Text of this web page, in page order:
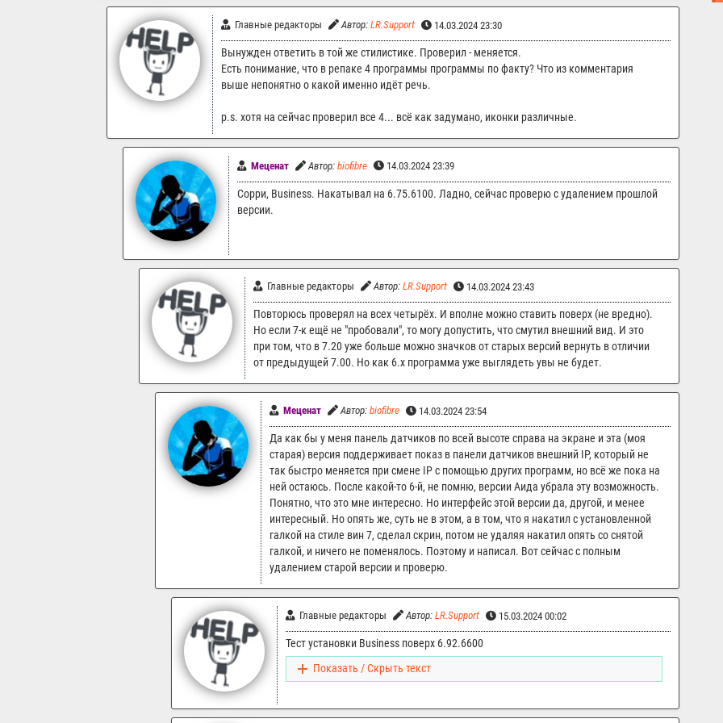
Главные редакторы Автор: LR.Support 14.03.2024 23:30
Вынужден ответить в той же стилистике. Проверил - меняется.
Есть понимание, что в репаке 4 программы программы по факту? Что из комментария
выше непонятно о какой именно идёт речь.
p.s. хотя на сейчас проверил все 4... всё как задумано, иконки различные.
Меценат Автор: biofibre 14.03.2024 23:39
Сорри, Business. Накатывал на 6.75.6100. Ладно, сейчас проверю с удалением прошлой
версии.
Главные редакторы Автор: LR.Support 14.03.2024 23:43
Повторюсь проверял на всех четырёх. И вполне можно ставить поверх (не вредно).
Но если 7-к ещё не "пробовали", то могу допустить, что смутил внешний вид. И это
при том, что в 7.20 уже больше можно значков от старых версий вернуть в отличии
от предыдущей 7.00. Но как 6.x программа уже выглядеть увы не будет.
Меценат Автор: biofibre 14.03.2024 23:54
Да как бы у меня панель датчиков по всей высоте справа на экране и эта (моя
старая) версия поддерживает показ в панели датчиков внешний IP, который не
так быстро меняется при смене IP с помощью других программ, но всё же пока на
ней остаюсь. После какой-то 6-й, не помню, версии Аида убрала эту возможность.
Понятно, что это мне интересно. Но интерфейс этой версии да, другой, и менее
интересный. Но опять же, суть не в этом, а в том, что я накатил с установленной
галкой на стиле вин 7, сделал скрин, потом не удаляя накатил опять со снятой
галкой, и ничего не поменялось. Поэтому и написал. Вот сейчас с полным
удалением старой версии и проверю.
Главные редакторы Автор: LR.Support 15.03.2024 00:02
Тест установки Business поверх 6.92.6600
Показать / Скрыть текст